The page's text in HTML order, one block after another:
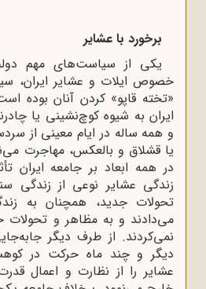
برخورد با عشایر
یکی از سیاست‌های مهم
خصوص ایلات و عشایر ایران،
«تخته قاپو» کردن آنان بوده
ایران به شیوه کوچ‌نشینی یا
و همه ساله در ایام معینی از
یا قشلاق و بالعکس، مهاجرت
در همه ابعاد بر جامعه ایران
زندگی عشایر نوعی از زندگی
تحولات جدید، همچنان به
می‌دادند و به مظاهر و تحولات
نمی‌کردند. از طرف دیگر
دیگر و چند ماه حرکت در
عشایر را از نظارت و اعمال